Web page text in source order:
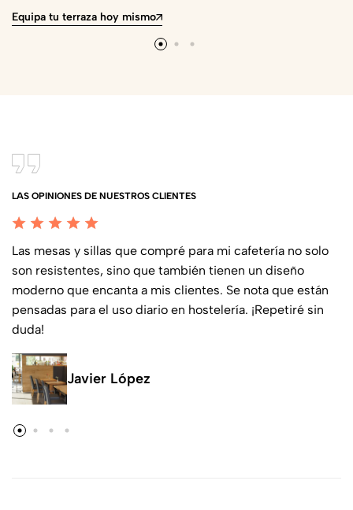
Equipa tu terraza hoy mismo
LAS OPINIONES DE NUESTROS CLIENTES
Las mesas y sillas que compré para mi cafetería no solo
son resistentes, sino que también tienen un diseño
moderno que encanta a mis clientes. Se nota que están
pensadas para el uso diario en hostelería. ¡Repetiré sin
duda!
Javier López